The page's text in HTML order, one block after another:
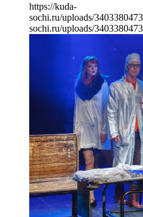
https://kuda-
sochi.ru/uploads/
sochi.ru/uploads/